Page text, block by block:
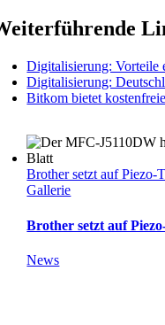
Digitalisierung: Vorteile
Digitalisierung:
Bitkom bietet
Brother setzt auf Piezo-
Gallerie
Brother setzt auf
News